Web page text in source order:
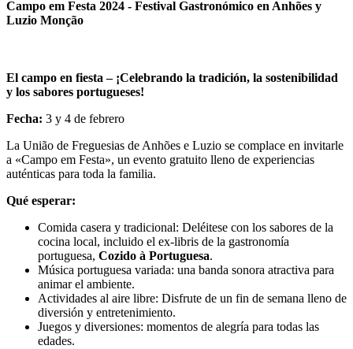
Campo em Festa 2024 - Festival Gastronómico en Anhões y
Luzio Monção
El campo en fiesta – ¡Celebrando la tradición, la sostenibilidad
y los sabores portugueses!
Fecha: 3 y 4 de febrero
La União de Freguesias de Anhões e Luzio se complace en invitarle
a «Campo em Festa», un evento gratuito lleno de experiencias
auténticas para toda la familia.
Qué esperar:
Comida casera y tradicional: Deléitese con los sabores de la
cocina local, incluido el ex-libris de la gastronomía
portuguesa, Cozido à Portuguesa.
Música portuguesa variada: una banda sonora atractiva para
animar el ambiente.
Actividades al aire libre: Disfrute de un fin de semana lleno de
diversión y entretenimiento.
Juegos y diversiones: momentos de alegría para todas las
edades.